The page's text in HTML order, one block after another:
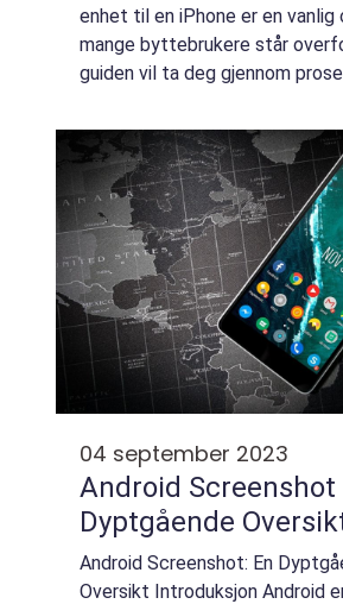
enhet til en iPhone er en vanlig
mange byttebrukere står
guiden vil ta deg gjennom
og meldinger, slik at du kan
04 september 2023
Android Screenshot
Dyptgående
Android Screenshot: En
Oversikt Introduksjon Android